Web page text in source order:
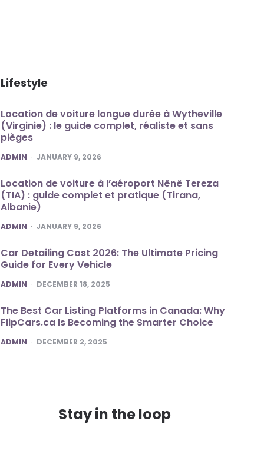
Lifestyle
Location de voiture longue durée à Wytheville
(Virginie) : le guide complet, réaliste et sans
pièges
POSTED
ADMIN JANUARY 9, 2026
Location de voiture à l’aéroport Nënë Tereza
(TIA) : guide complet et pratique (Tirana,
Albanie)
POSTED
ADMIN JANUARY 9, 2026
Car Detailing Cost 2026: The Ultimate Pricing
Guide for Every Vehicle
POSTED
ADMIN DECEMBER 18, 2025
The Best Car Listing Platforms in Canada: Why
FlipCars.ca Is Becoming the Smarter Choice
POSTED
ADMIN DECEMBER 2, 2025
Stay in the loop